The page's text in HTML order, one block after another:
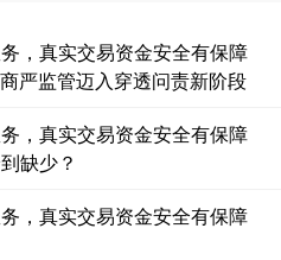
，真实交易资金安全有保障
严监管迈入穿透问责新阶段
，真实交易资金安全有保障
缺少？
，真实交易资金安全有保障